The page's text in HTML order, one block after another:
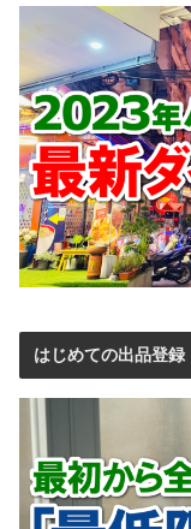
はじめての出品登録